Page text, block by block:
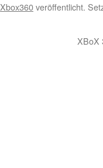
Xbox360veröffentlicht.
XBoX